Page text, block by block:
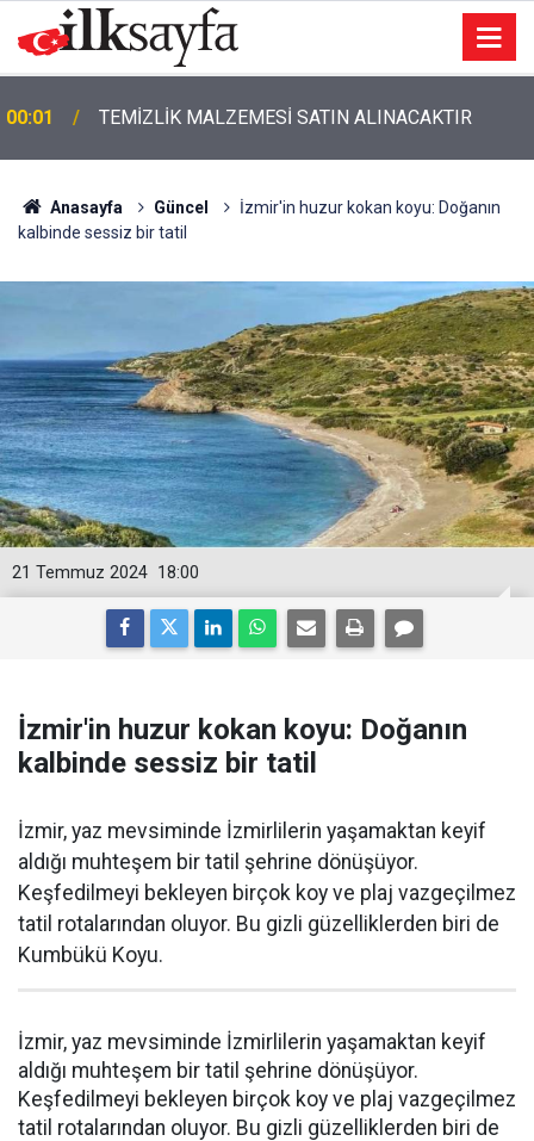
00:01 TEMİZLİK MALZEMESİ SATIN ALINACAKTIR
Anasayfa Güncel
İzmir'in huzur kokan koyu: Doğanın
kalbinde sessiz bir tatil
18:00
21 Temmuz 2024
İzmir'in huzur kokan koyu: Doğanın
kalbinde sessiz bir tatil
İzmir, yaz mevsiminde İzmirlilerin yaşamaktan keyif
aldığı muhteşem bir tatil şehrine dönüşüyor.
Keşfedilmeyi bekleyen birçok koy ve plaj vazgeçilmez
tatil rotalarından oluyor. Bu gizli güzelliklerden biri de
Kumbükü Koyu.
İzmir, yaz mevsiminde İzmirlilerin yaşamaktan keyif
aldığı muhteşem bir tatil şehrine dönüşüyor.
Keşfedilmeyi bekleyen birçok koy ve plaj vazgeçilmez
tatil rotalarından oluyor. Bu gizli güzelliklerden biri de